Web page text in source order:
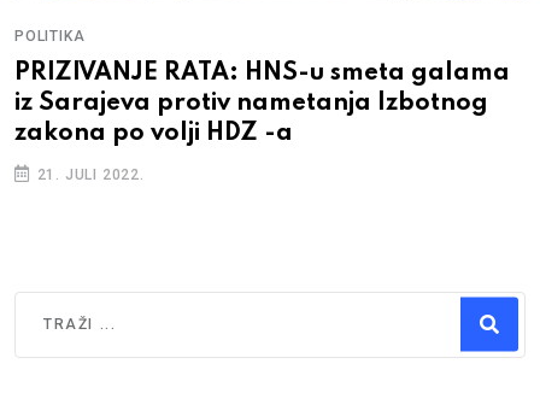
POLITIKA
PRIZIVANJE RATA: HNS-u smeta galama
iz Sarajeva protiv nametanja Izbotnog
zakona po volji HDZ -a
21. JULI 2022.
Type 2 or more characters for results.